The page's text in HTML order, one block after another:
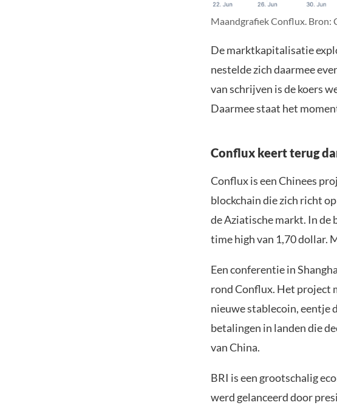
Maandgrafiek Conflux. Bron:
De marktkapitalisatie
nestelde zich daarmee
van schrijven is de koers
Daarmee staat het
Conflux keert terug
Conflux is een Chinees
blockchain die zich richt
de Aziatische markt. In de
time high van 1,70 dollar.
Een conferentie in
rond Conflux. Het project
nieuwe stablecoin, eentje
betalingen in landen die
van China.
BRI is een grootschalig
werd gelanceerd door